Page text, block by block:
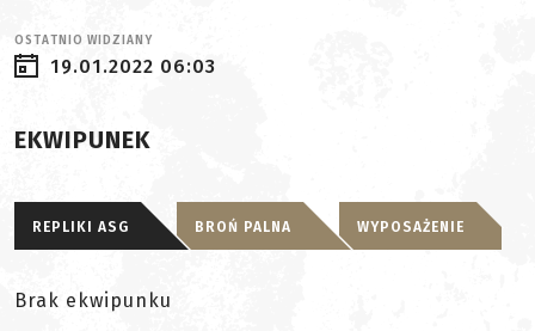
OSTATNIO WIDZIANY
19.01.2022 06:03
EKWIPUNEK
REPLIKI ASG BROŃ PALNA WYPOSAŻENIE
Brak ekwipunku